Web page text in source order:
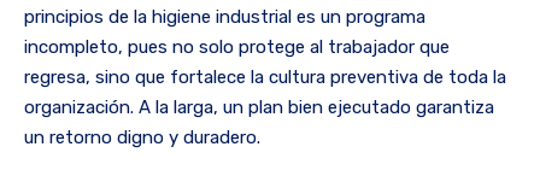
principios de la higiene industrial es un programa
incompleto, pues no solo protege al trabajador que
regresa, sino que fortalece la cultura preventiva de toda la
organización. A la larga, un plan bien ejecutado garantiza
un retorno digno y duradero.